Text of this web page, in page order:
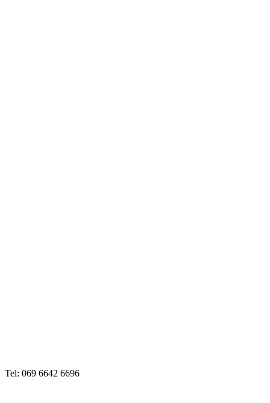
Tel: 069 6642 6696